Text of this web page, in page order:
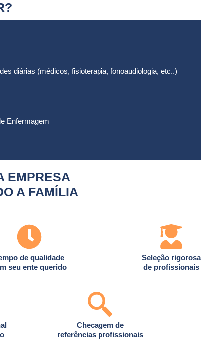
diárias (médicos, fisioterapia, fonoaudiologia, etc..)
Enfermagem
EMPRESA
A FAMÍLIA
de qualidade
seu ente querido
Seleção rigorosa
de profissionais
Checagem de
referências profissionais